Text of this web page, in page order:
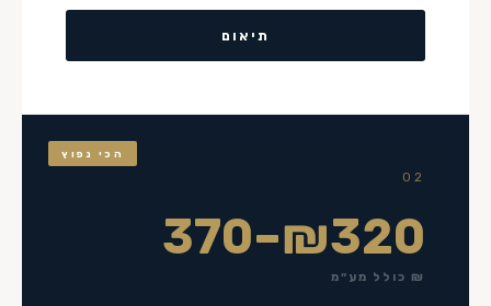
תיאום
הכי נפוץ
02
₪320–370
₪ כולל מע״מ